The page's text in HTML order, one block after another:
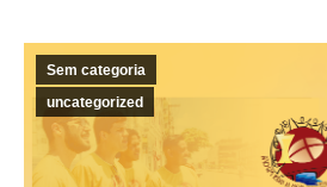
Sem categoria
uncategorized